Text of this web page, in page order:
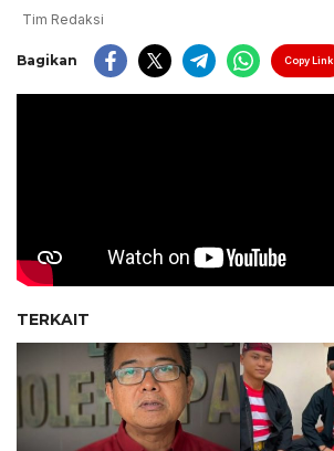
Tim Redaksi
Bagikan Copy Link
TERKAIT